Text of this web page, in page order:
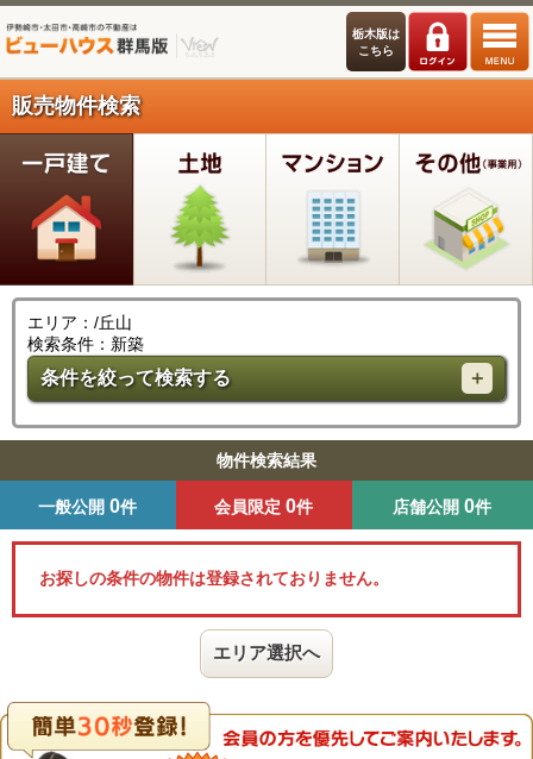
栃木版は
こちら
販売物件検索
エリア：/丘山
検索条件：新築
条件を絞って検索する
物件検索結果
一般公開 0件 会員限定 0件 店舗公開 0件
お探しの条件の物件は登録されておりません。
エリア選択へ